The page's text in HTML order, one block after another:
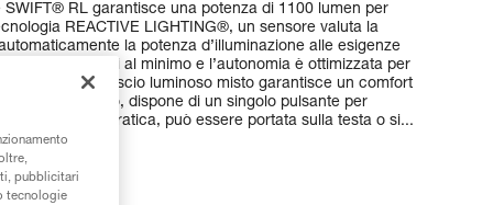
RL garantisce una potenza di 1100 lumen per
REACTIVE LIGHTING®, un sensore valuta la
la potenza d’illuminazione alle esigenze
sono ridotti al minimo e l’autonomia è ottimizzata per
Il suo fascio luminoso misto garantisce un comfort
Di facile utilizzo, dispone di un singolo pulsante per
lampada. Pratica, può essere portata sulla testa o si...
pubblicitari
tecnologie